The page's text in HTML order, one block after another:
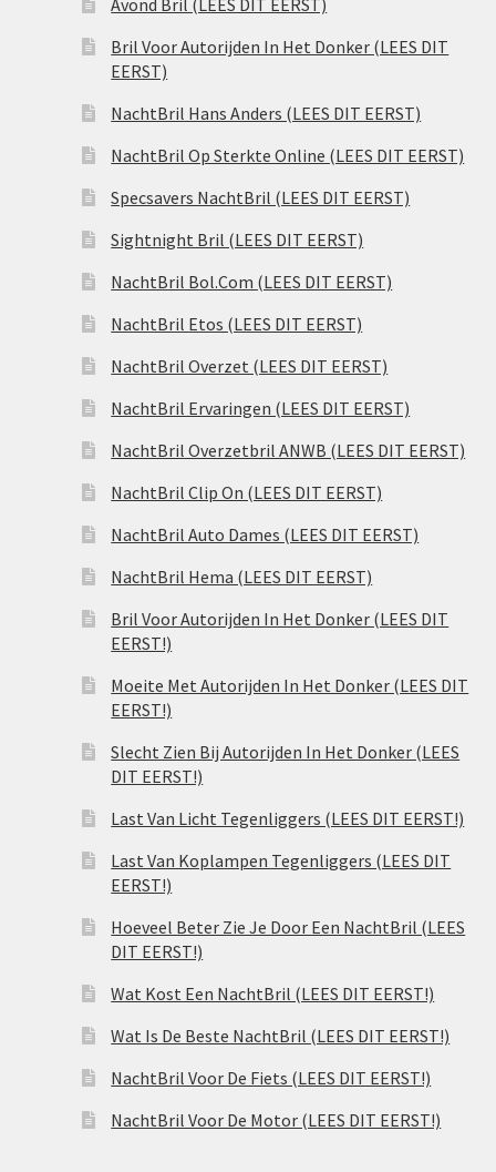
Bril Voor Autorijden In Het Donker (LEES DIT
EERST)
NachtBril Hans Anders (LEES DIT EERST)
NachtBril Op Sterkte Online (LEES DIT EERST)
Specsavers NachtBril (LEES DIT EERST)
Sightnight Bril (LEES DIT EERST)
NachtBril Bol.Com (LEES DIT EERST)
NachtBril Etos (LEES DIT EERST)
NachtBril Overzet (LEES DIT EERST)
NachtBril Ervaringen (LEES DIT EERST)
NachtBril Overzetbril ANWB (LEES DIT EERST)
NachtBril Clip On (LEES DIT EERST)
NachtBril Auto Dames (LEES DIT EERST)
NachtBril Hema (LEES DIT EERST)
Bril Voor Autorijden In Het Donker (LEES DIT
EERST!)
Moeite Met Autorijden In Het Donker (LEES DIT
EERST!)
Slecht Zien Bij Autorijden In Het Donker (LEES
DIT EERST!)
Last Van Licht Tegenliggers (LEES DIT EERST!)
Last Van Koplampen Tegenliggers (LEES DIT
EERST!)
Hoeveel Beter Zie Je Door Een NachtBril (LEES
DIT EERST!)
Wat Kost Een NachtBril (LEES DIT EERST!)
Wat Is De Beste NachtBril (LEES DIT EERST!)
NachtBril Voor De Fiets (LEES DIT EERST!)
NachtBril Voor De Motor (LEES DIT EERST!)